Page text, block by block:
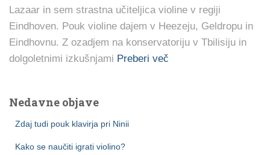
Lazaar in sem strastna učiteljica violine v regiji
Eindhoven. Pouk violine dajem v Heezeju, Geldropu in
Eindhovnu. Z ozadjem na konservatoriju v Tbilisiju in
dolgoletnimi izkušnjami Preberi več
Nedavne objave
Zdaj tudi pouk klavirja pri Ninii
Kako se naučiti igrati violino?